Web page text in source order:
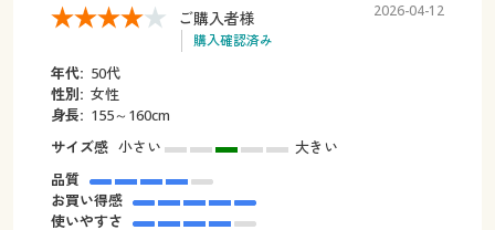
ご購入者様
購入確認済み
2026-04-12
年代: 50代
性別: 女性
身長: 155～160cm
サイズ感 小さい
大きい
品質
お買い得感
使いやすさ